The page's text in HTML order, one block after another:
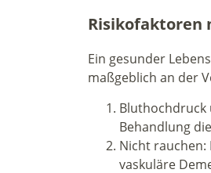
Risikofaktoren
Ein gesunder
maßgeblich an der
Bluthochdruck
Behandlung
Nicht rauchen:
vaskuläre